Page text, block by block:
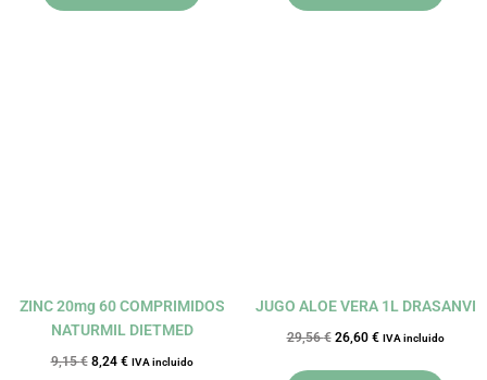
ZINC 20mg 60 COMPRIMIDOS
NATURMIL DIETMED
9,15€ 8,24 € IVA incluido
JUGO ALOE VERA 1L DRASANVI
29,56€ 26,60 € IVA incluido